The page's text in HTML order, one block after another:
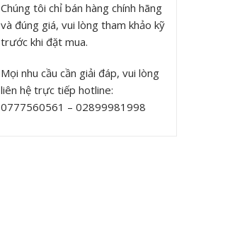
Chúng tôi chỉ bán hàng chính hãng
và đúng giá, vui lòng tham khảo kỹ
trước khi đặt mua.
Mọi nhu cầu cần giải đáp, vui lòng
liên hệ trực tiếp hotline:
0777560561 – 02899981998